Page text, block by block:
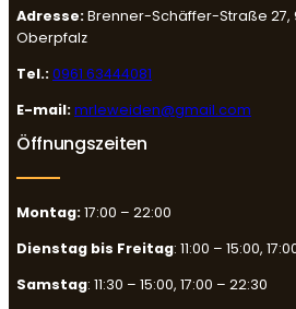
Adresse:Brenner-Schäffer-Straße 27,
Oberpfalz
Tel.:0961 63444081
E-mail:mrleweiden@gmail.com
Öffnungszeiten
Montag:17:00 – 22:00
Dienstag bis Freitag: 11:00 – 15:00,
Samstag: 11:30 – 15:00, 17:00 – 22:30